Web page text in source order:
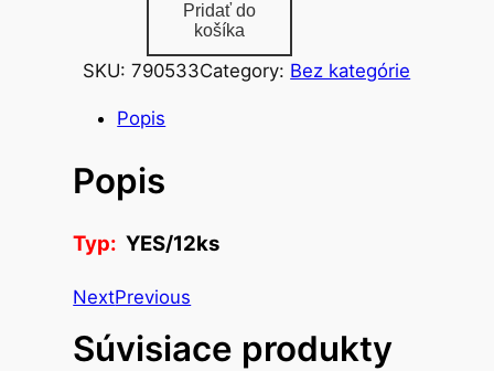
o
s
v
o
a
s
e
Pridať do
košíka
SKU: 790533Category: Bez kategórie
Popis
Popis
Typ:YES/12ks
NextPrevious
Súvisiace produkty